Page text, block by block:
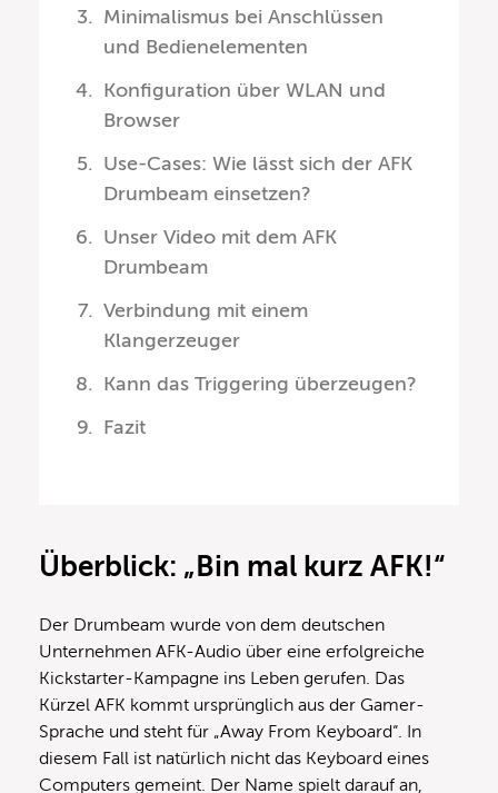
Minimalismus bei Anschlüssen
und Bedienelementen
Konfiguration über WLAN und
Browser
Use-Cases: Wie lässt sich der AFK
Drumbeam einsetzen?
Unser Video mit dem AFK
Drumbeam
Verbindung mit einem
Klangerzeuger
Kann das Triggering überzeugen?
Fazit
Überblick: „Bin mal kurz AFK!“
Der Drumbeam wurde von dem deutschen
Unternehmen AFK-Audio über eine erfolgreiche
Kickstarter-Kampagne ins Leben gerufen. Das
Kürzel AFK kommt ursprünglich aus der Gamer-
Sprache und steht für „Away From Keyboard“. In
diesem Fall ist natürlich nicht das Keyboard eines
Computers gemeint. Der Name spielt darauf an,